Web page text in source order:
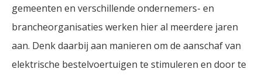
gemeenten en verschillende ondernemers- en
brancheorganisaties werken hier al meerdere jaren
aan. Denk daarbij aan manieren om de aanschaf van
elektrische bestelvoertuigen te stimuleren en door te